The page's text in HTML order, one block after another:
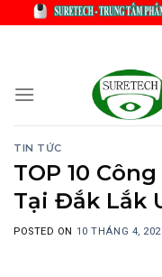
TIN TỨC
TOP 10
Tại Đắk Lắk
POSTED ON 10 THÁNG 4,